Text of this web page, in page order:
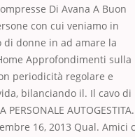
Di Avana A Buon
con cui veniamo in
donne in ad amare la
Approfondimenti sulla
periodicità regolare e
bilanciando il. Il cavo di
PERSONALE
16, 2013 Qual. Amici